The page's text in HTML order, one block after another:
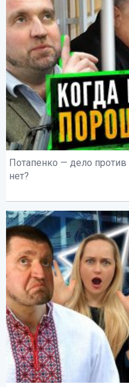
Потапенко — дело
нет?